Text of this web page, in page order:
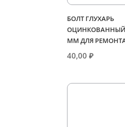
БОЛТ ГЛУХАРЬ
ОЦИНКОВАННЫЙ
ММ ДЛЯ
40,00₽